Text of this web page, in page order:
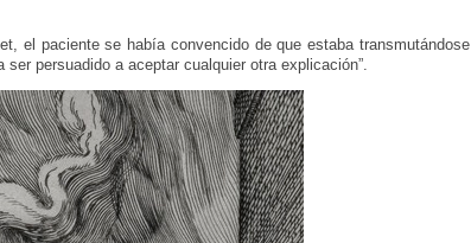
el paciente se había convencido de que estaba transmutándose
persuadido a aceptar cualquier otra explicación”.